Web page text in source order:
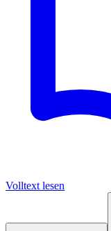
Volltext lesen